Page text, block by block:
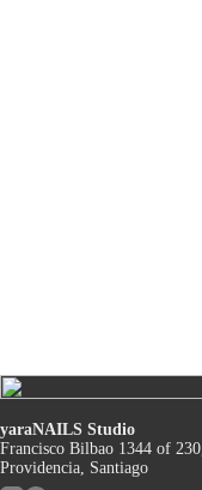
yaraNAILS Studio
Francisco Bilbao 1344 of 230,
Providencia, Santiago